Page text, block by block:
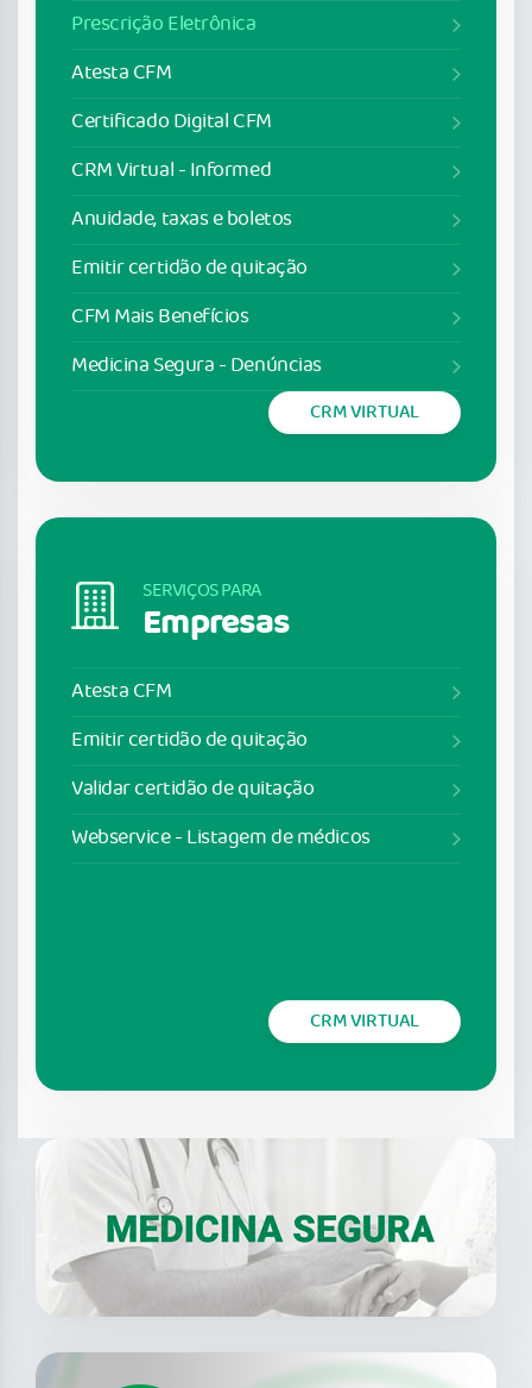
Prescrição Eletrônica
Atesta CFM
Certificado Digital CFM
CRM Virtual - Informed
Anuidade, taxas e boletos
Emitir certidão de quitação
CFM Mais Benefícios
Medicina Segura - Denúncias
CRM VIRTUAL
SERVIÇOS PARA
Empresas
Atesta CFM
Emitir certidão de quitação
Validar certidão de quitação
Webservice - Listagem de médicos
CRM VIRTUAL